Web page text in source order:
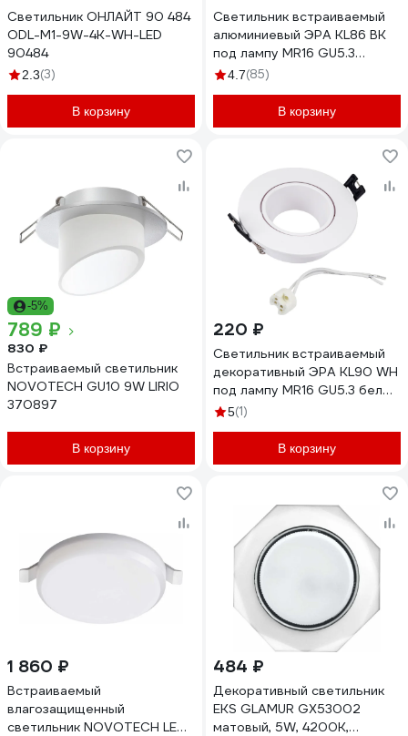
Светильник ОНЛАЙТ 90 484
ODL-M1-9W-4K-WH-LED
90484
2.3(3)
В корзину
Светильник встраиваемый
алюминиевый ЭРА KL86 BK
под лампу MR16 GU5.3
черный Б0054351
4.7(85)
В корзину
-5%
789 ₽
830 ₽
Встраиваемый светильник
NOVOTECH GU10 9W LIRIO
370897
В корзину
220 ₽
Светильник встраиваемый
декоративный ЭРА KL90 WH
под лампу MR16 GU5.3 белый
пластиковый Б0054369
5(1)
В корзину
1 860 ₽
Встраиваемый
влагозащищенный
светильник NOVOTECH LED
484 ₽
Декоративный светильник
EKS GLAMUR GX53002
матовый, 5W, 4200К,